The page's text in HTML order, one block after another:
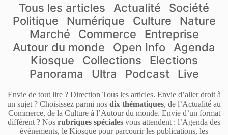
Tous les articles Actualité
Société
Politique
Numérique Culture
Nature
Marché
Commerce
Entreprise
Autour du monde
Open Info
Agenda
Kiosque
Collections
Elections
Panorama
Ultra Podcast Live
Envie de tout lire ? Direction Tous les articles. Envie d’aller droit à
un sujet ? Choisissez parmi nos dix thématiques, de l’Actualité au
Commerce, de la Culture à l’Autour du monde. Envie d’un format
différent ? Nos rubriques spéciales vous attendent : l’Agenda des
événements, le Kiosque pour parcourir les publications, les